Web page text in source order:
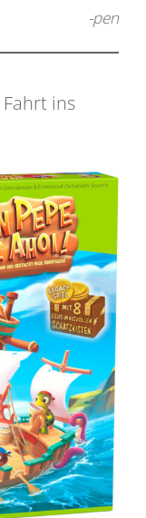
-pen
Fahrt ins